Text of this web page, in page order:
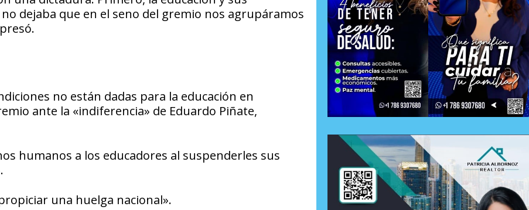
dejaba que en el seno del gremio nos agrupáramos
no están dadas para la educación en
ante la «indiferencia» de Eduardo Piñate,
humanos a los educadores al suspenderles sus
una huelga nacional».